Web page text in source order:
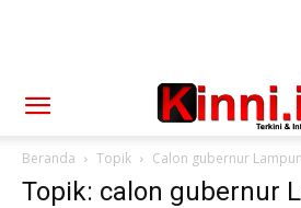
Beranda Topik Calon gubernur
Topik: calon gubernur